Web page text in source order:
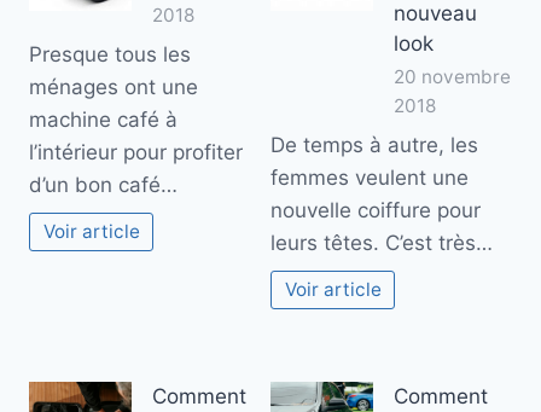
2018
Presque tous les
ménages ont une
machine café à
l’intérieur pour profiter
d’un bon café…
Voir article
nouveau
look
20 novembre
2018
De temps à autre, les
femmes veulent une
nouvelle coiffure pour
leurs têtes. C’est très…
Voir article
Comment
Comment